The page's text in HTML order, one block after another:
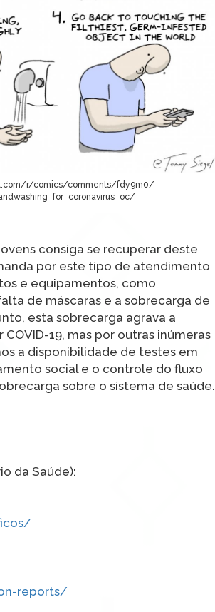
r/comics/comments/fdy9m0/
consiga se recuperar deste
por este tipo de atendimento
e equipamentos, como
de máscaras e a sobrecarga de
esta sobrecarga agrava a
19, mas por outras inúmeras
a disponibilidade de testes em
social e o controle do fluxo
sobre o sistema de saúde.
da Saúde):
reports/